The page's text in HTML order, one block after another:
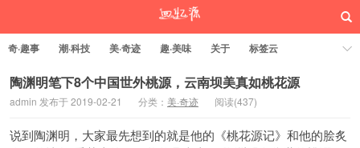
回忆源
奇·趣事 潮·科技 美·奇迹 趣·美味 关于 标签云
陶渊明笔下8个中国世外桃源，云南坝美真如桃花源
admin 发布于 2019-02-21 分类： 美·奇迹 阅读(437)
说到陶渊明，大家最先想到的就是他的《桃花源记》和他的脍炙